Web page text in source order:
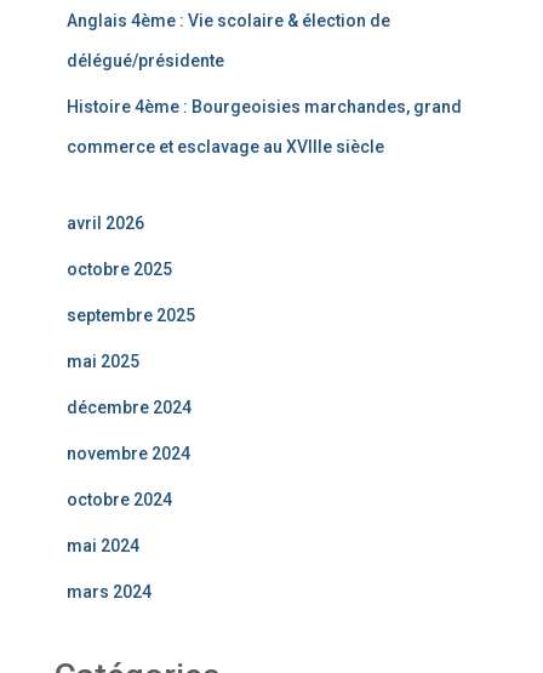
Anglais 4ème : Vie scolaire & élection de
délégué/présidente
Histoire 4ème : Bourgeoisies marchandes, grand
commerce et esclavage au XVIIIe siècle
avril 2026
octobre 2025
septembre 2025
mai 2025
décembre 2024
novembre 2024
octobre 2024
mai 2024
mars 2024